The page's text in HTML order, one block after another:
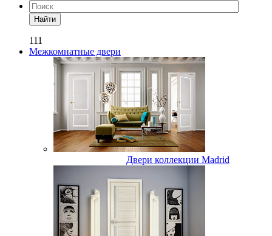
Найти
111
Межкомнатные двери
Двери коллекции Madrid